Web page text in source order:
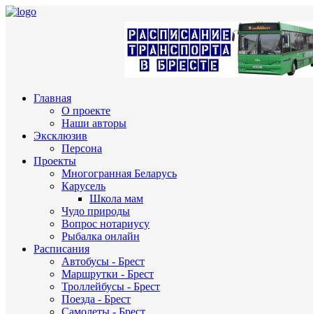
Главная
О проекте
Наши авторы
Эксклюзив
Персона
Проекты
Многогранная Беларусь
Карусель
Школа мам
Чудо природы
Вопрос нотариусу
Рыбалка онлайн
Расписания
Автобусы - Брест
Маршрутки - Брест
Троллейбусы - Брест
Поезда - Брест
Самолеты - Брест